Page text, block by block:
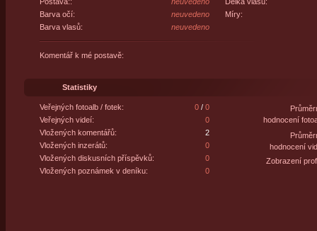
Barva očí:
neuvedeno
Barva vlasů:
neuvedeno
Míry:
Komentář k mé postavě:
Statistiky
Veřejných fotoalb / fotek: 0/ 0
Veřejných videí:
0
Vložených komentářů:
2
Vložených inzerátů:
0
Vložených diskusních příspěvků:
0
Vložených poznámek v deníku:
0
hodnocení
hodnocení
Zobrazení